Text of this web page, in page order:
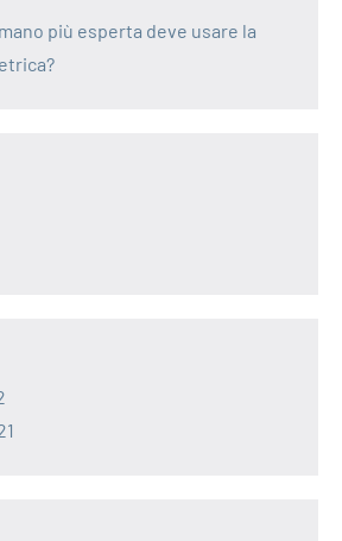
più esperta deve usare la